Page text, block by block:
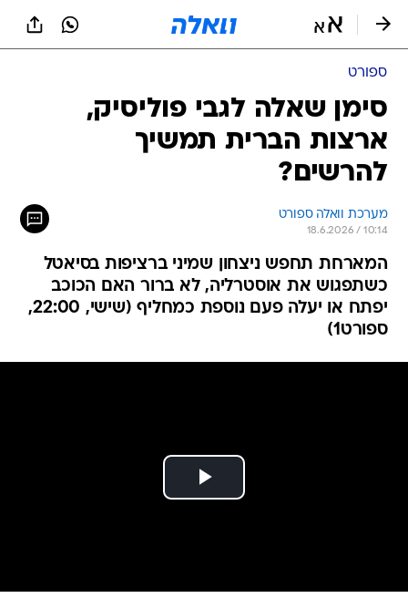
ספורט
סימן שאלה לגבי פוליסיק,
ארצות הברית תמשיך
להרשים?
מערכת וואלה ספורט
18.6.2026 / 10:14
המארחת תחפש ניצחון שמיני ברציפות בסיאטל
כשתפגוש את אוסטרליה, לא ברור האם הכוכב
יפתח או יעלה פעם נוספת כמחליף (שישי, 22:00,
ספורט1)